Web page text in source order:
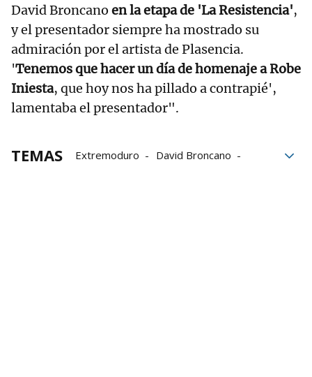
David Broncano en la etapa de 'La Resistencia',
y el presentador siempre ha mostrado su
admiración por el artista de Plasencia.
'Tenemos que hacer un día de homenaje a Robe
Iniesta, que hoy nos ha pillado a contrapié',
lamentaba el presentador".
TEMAS Extremoduro
David Broncano